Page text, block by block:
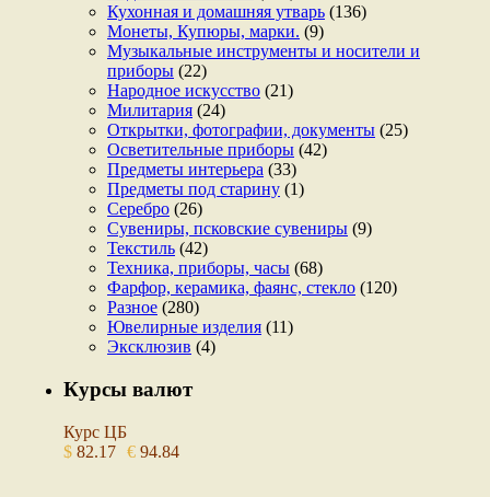
Кухонная и домашняя утварь (136)
Монеты, Купюры, марки. (9)
Музыкальные инструменты и носители и
приборы (22)
Народное искусство (21)
Милитария (24)
Открытки, фотографии, документы (25)
Осветительные приборы (42)
Предметы интерьера (33)
Предметы под старину (1)
Серебро (26)
Сувениры, псковские сувениры (9)
Текстиль (42)
Техника, приборы, часы (68)
Фарфор, керамика, фаянс, стекло (120)
Разное (280)
Ювелирные изделия (11)
Эксклюзив (4)
Курсы валют
Курс ЦБ
$ 82.17 € 94.84